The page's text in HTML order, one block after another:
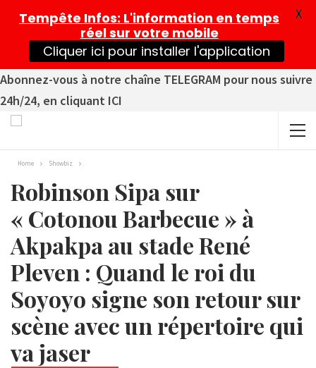
Abonnez-vous à notre chaîne TELEGRAM pour nous suivre
24h/24, en cliquant ICI
Home Showbiz
Robinson Sipa sur
« Cotonou Barbecue » à
Akpakpa au stade René
Pleven : Quand le roi du
Soyoyo signe son retour sur
scène avec un répertoire qui
va jaser
Tempête Infos: L'information en temps
réel sur votre mobile
Cliquer ici pour installer l'application
X